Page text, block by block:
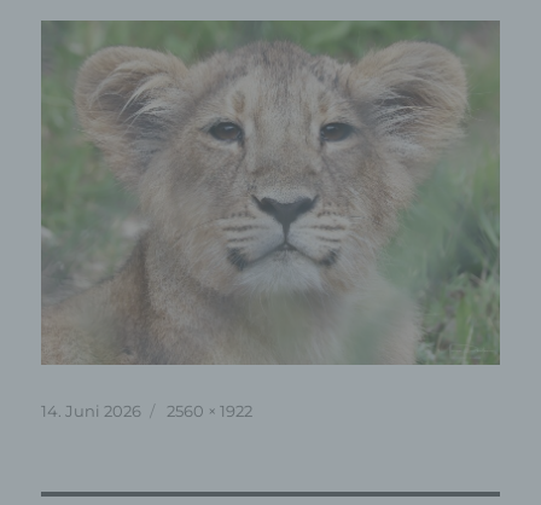
Veröffentlicht
14. Juni 2026 Originalgröße
2560 × 1922